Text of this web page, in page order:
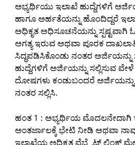
ಅಭ್ಯರ್ಥಿಯು ಇಲಾಖೆ ಹುದ್ದೆಗಳಿಗೆ
ಹಾಗೂ ಅರ್ಹತೆಯನ್ನು ಹೊಂದಿದ್ದರೆ
ಅಧಿಕೃತ ಅಧಿಸೂಚನೆಯನ್ನು ಸ್ಪಷ್ಟವಾಗಿ
ಅಗತ್ಯ ಇರುವ ಅಥವಾ ಪೂರಕ
ಸಿದ್ಧಪಡಿಸಿಕೊಂಡು ನಂತರ ಅರ್ಜಿಯನ್ನು
ಹುದ್ದೆಗಳಿಗೆ ಅರ್ಜಿಯನ್ನು ಸಲ್ಲಿಸುವ ವೇಳೆ
ದೋಷಗಳು ಕಂಡುಬಂದರೆ
ನಂತರ ಸಲ್ಲಿಸಿ.
ಹಂತ 1 : ಅಭ್ಯರ್ಥಿಯ
ಅಂತರ್ಜಾಲಕ್ಕೆ ಭೇಟಿ ನೀಡಿ ಅಥವಾ
ಇಲಾಖೆಯ ಅಧಿಕೃತ ವೆಬ್ಸೈಟ್ ಲಿಂಕ್